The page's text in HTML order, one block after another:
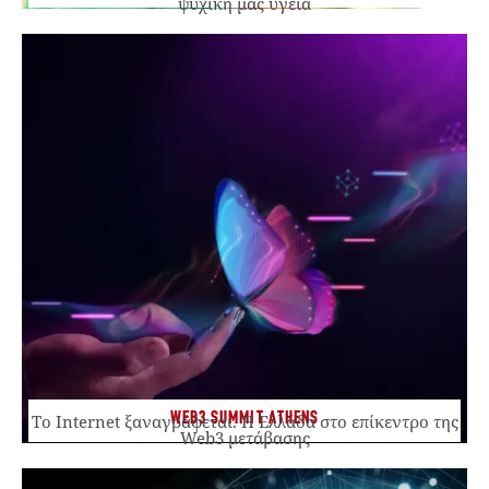
WEB3 SUMMIT ATHENS
Το Internet ξαναγράφεται. Η Ελλάδα στο επίκεντρο της
Web3 μετάβασης